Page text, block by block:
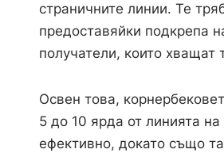
страничните линии. Те
предоставяйки подкрепа
получатели, които хващат
Освен това,
5 до 10 ярда от линията
ефективно, докато също